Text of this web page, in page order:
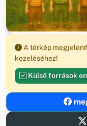
A térkép
kezeléséhez!
Külső források